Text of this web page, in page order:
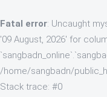
Fatal error: Uncaught
'09 August, 2026' for
/home/sangbadn/
Stack trace: #0